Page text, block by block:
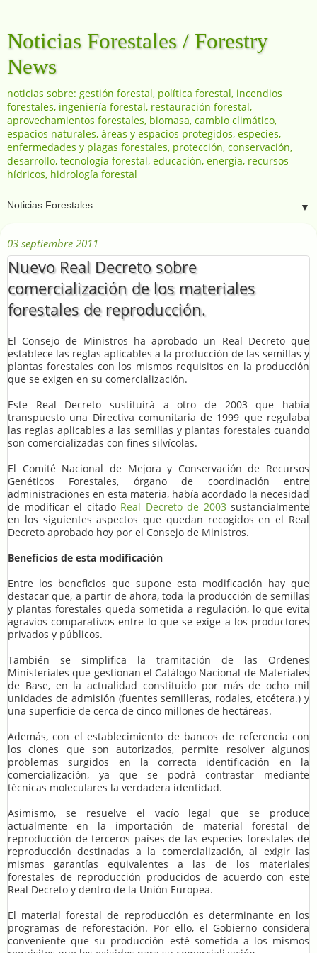
Noticias Forestales / Forestry
News
noticias sobre: gestión forestal, política forestal, incendios
forestales, ingeniería forestal, restauración forestal,
aprovechamientos forestales, biomasa, cambio climático,
espacios naturales, áreas y espacios protegidos, especies,
enfermedades y plagas forestales, protección, conservación,
desarrollo, tecnología forestal, educación, energía, recursos
hídricos, hidrología forestal
▼
03 septiembre 2011
Nuevo Real Decreto sobre
comercialización de los materiales
forestales de reproducción.
El Consejo de Ministros ha aprobado un Real Decreto que
establece las reglas aplicables a la producción de las semillas y
plantas forestales con los mismos requisitos en la producción
que se exigen en su comercialización.
Este Real Decreto sustituirá a otro de 2003 que había
transpuesto una Directiva comunitaria de 1999 que regulaba
las reglas aplicables a las semillas y plantas forestales cuando
son comercializadas con fines silvícolas.
El Comité Nacional de Mejora y Conservación de Recursos
Genéticos Forestales, órgano de coordinación entre
administraciones en esta materia, había acordado la necesidad
de modificar el citado Real Decreto de 2003sustancialmente
en los siguientes aspectos que quedan recogidos en el Real
Decreto aprobado hoy por el Consejo de Ministros.
Beneficios de esta modificación
Entre los beneficios que supone esta modificación hay que
destacar que, a partir de ahora, toda la producción de semillas
y plantas forestales queda sometida a regulación, lo que evita
agravios comparativos entre lo que se exige a los productores
privados y públicos.
También se simplifica la tramitación de las Ordenes
Ministeriales que gestionan el Catálogo Nacional de Materiales
de Base, en la actualidad constituido por más de ocho mil
unidades de admisión (fuentes semilleras, rodales, etcétera.) y
una superficie de cerca de cinco millones de hectáreas.
Además, con el establecimiento de bancos de referencia con
los clones que son autorizados, permite resolver algunos
problemas surgidos en la correcta identificación en la
comercialización, ya que se podrá contrastar mediante
técnicas moleculares la verdadera identidad.
Asimismo, se resuelve el vacío legal que se produce
actualmente en la importación de material forestal de
reproducción de terceros países de las especies forestales de
reproducción destinadas a la comercialización, al exigir las
mismas garantías equivalentes a las de los materiales
forestales de reproducción producidos de acuerdo con este
Real Decreto y dentro de la Unión Europea.
El material forestal de reproducción es determinante en los
programas de reforestación. Por ello, el Gobierno considera
conveniente que su producción esté sometida a los mismos